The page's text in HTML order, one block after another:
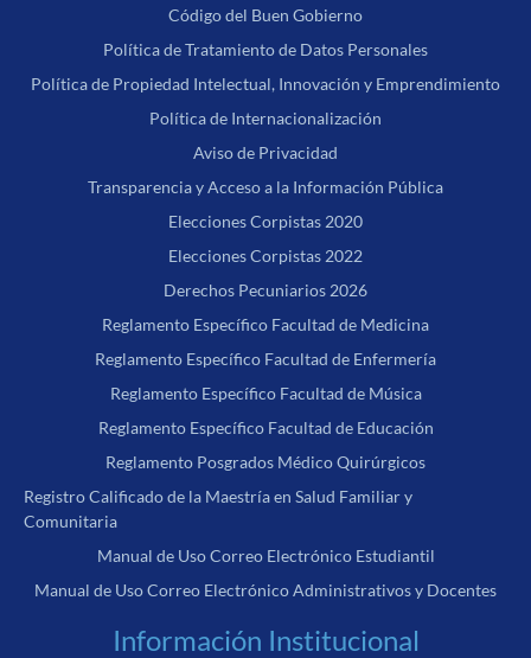
Código del Buen Gobierno
Política de Tratamiento de Datos Personales
Política de Propiedad Intelectual, Innovación y Emprendimiento
Política de Internacionalización
Aviso de Privacidad
Transparencia y Acceso a la Información Pública
Elecciones Corpistas 2020
Elecciones Corpistas 2022
Derechos Pecuniarios 2026
Reglamento Específico Facultad de Medicina
Reglamento Específico Facultad de Enfermería
Reglamento Específico Facultad de Música
Reglamento Específico Facultad de Educación
Reglamento Posgrados Médico Quirúrgicos
Registro Calificado de la Maestría en Salud Familiar y
Comunitaria
Manual de Uso Correo Electrónico Estudiantil
Manual de Uso Correo Electrónico Administrativos y Docentes
Información Institucional